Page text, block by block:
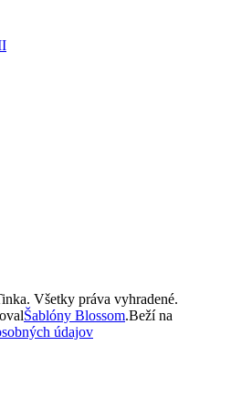
Všetky práva vyhradené.
Šablóny Blossom.Beží na
údajov